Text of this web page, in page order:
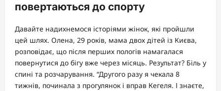
повертаються до спорту
Давайте надихнемося історіями жінок, які пройшли
цей шлях. Олена, 29 років, мама двох дітей із Києва,
розповідає, що після перших пологів намагалася
повернутися до бігу вже через місяць. Результат? Біль у
спині та розчарування. “Другого разу я чекала 8
тижнів, починала з прогулянок і вправ Кегеля. І знаєте,